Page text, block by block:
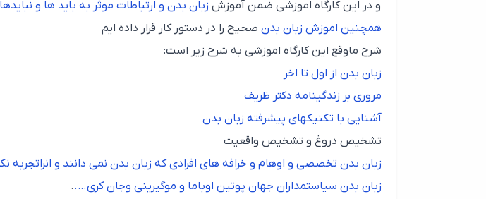
و در این کارگاه اموزشی ضمن آموزش زبان بدن و ارتباطات موثر به باید ها و
همچنین اموزش زبان بدن صحیح را در دستور کار قرار داده ایم
شرح ماوقع این کارگاه اموزشی به شرح زیر است:
زبان بدن از اول تا اخر
مروری بر زندگینامه دکتر ظریف
آشنایی با تکنیکهای پیشرفته زبان بدن
تشخیص دروغ و تشخیص واقعیت
زبان بدن تخصصی و اوهام و خرافه های افرادی که زبان بدن نمی دانند و انراتجربه
زبان بدن سیاستمداران جهان پوتین اوباما و موگیرینی وجان کری…..